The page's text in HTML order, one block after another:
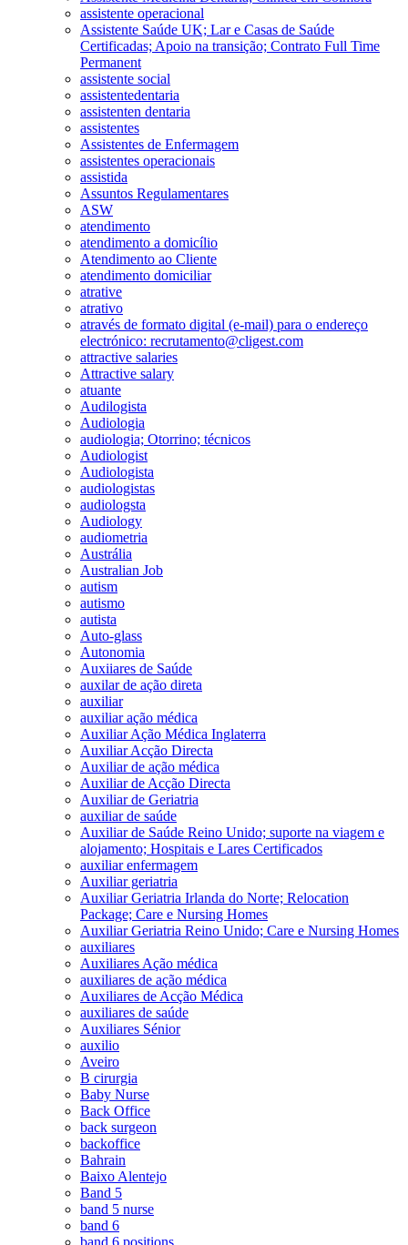
assistente operacional
Assistente Saúde UK; Lar e Casas de Saúde
Certificadas; Apoio na transição; Contrato Full Time
Permanent
assistente social
assistentedentaria
assistenten dentaria
assistentes
Assistentes de Enfermagem
assistentes operacionais
assistida
Assuntos Regulamentares
ASW
atendimento
atendimento a domicílio
Atendimento ao Cliente
atendimento domiciliar
atrative
atrativo
através de formato digital (e-mail) para o endereço
electrónico: recrutamento@cligest.com
attractive salaries
Attractive salary
atuante
Audilogista
Audiologia
audiologia; Otorrino; técnicos
Audiologist
Audiologista
audiologistas
audiologsta
Audiology
audiometria
Austrália
Australian Job
autism
autismo
autista
Auto-glass
Autonomia
Auxiiares de Saúde
auxilar de ação direta
auxiliar
auxiliar ação médica
Auxiliar Ação Médica Inglaterra
Auxiliar Acção Directa
Auxiliar de ação médica
Auxiliar de Acção Directa
Auxiliar de Geriatria
auxiliar de saúde
Auxiliar de Saúde Reino Unido; suporte na viagem e
alojamento; Hospitais e Lares Certificados
auxiliar enfermagem
Auxiliar geriatria
Auxiliar Geriatria Irlanda do Norte; Relocation
Package; Care e Nursing Homes
Auxiliar Geriatria Reino Unido; Care e Nursing Homes
auxiliares
Auxiliares Ação médica
auxiliares de ação médica
Auxiliares de Acção Médica
auxiliares de saúde
Auxiliares Sénior
auxilio
Aveiro
B cirurgia
Baby Nurse
Back Office
back surgeon
backoffice
Bahrain
Baixo Alentejo
Band 5
band 5 nurse
band 6
band 6 positions